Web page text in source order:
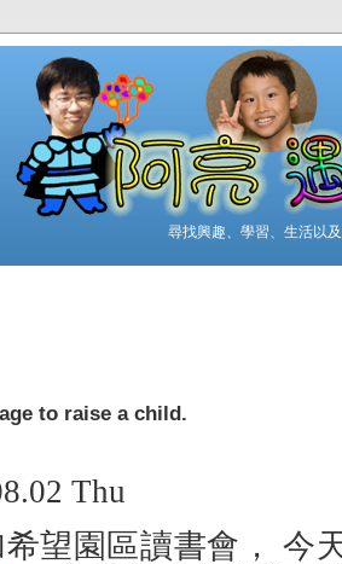
尋找興趣、學習、生活以
to raise a child.
Thu
望園區讀書會， 今